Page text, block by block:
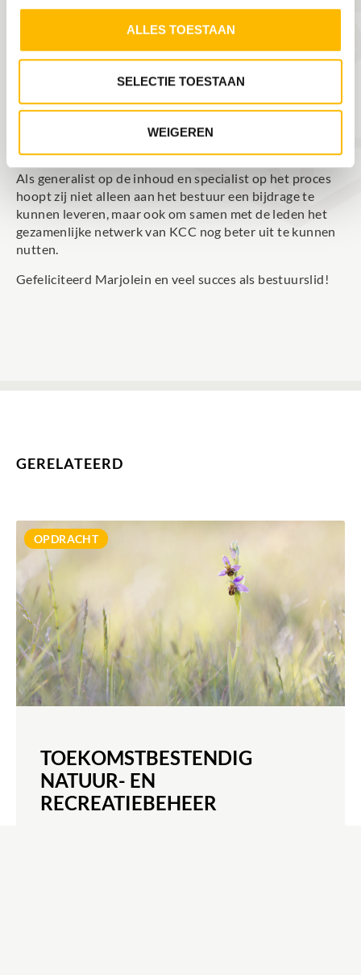
ALLES TOESTAAN
SELECTIE TOESTAAN
WEIGEREN
wat zij te bieden heeft qua ervaring vanuit het ‘groene’
maatschappelijke domein (gebied-, landschap en
leidinggevende rollen. Hierbij liggen onderwerpen als
omgeving, duurzaamheid en klimaat haar nauw aan het
hart.
Als generalist op de inhoud en specialist op het proces
hoopt zij niet alleen aan het bestuur een bijdrage te
kunnen leveren, maar ook om samen met de leden het
gezamenlijke netwerk van KCC nog beter uit te kunnen
nutten.
Gefeliciteerd Marjolein en veel succes als bestuurslid!
GERELATEERD
OPDRACHT
TOEKOMSTBESTENDIG
NATUUR- EN
RECREATIEBEHEER
MEER INFORMATIE